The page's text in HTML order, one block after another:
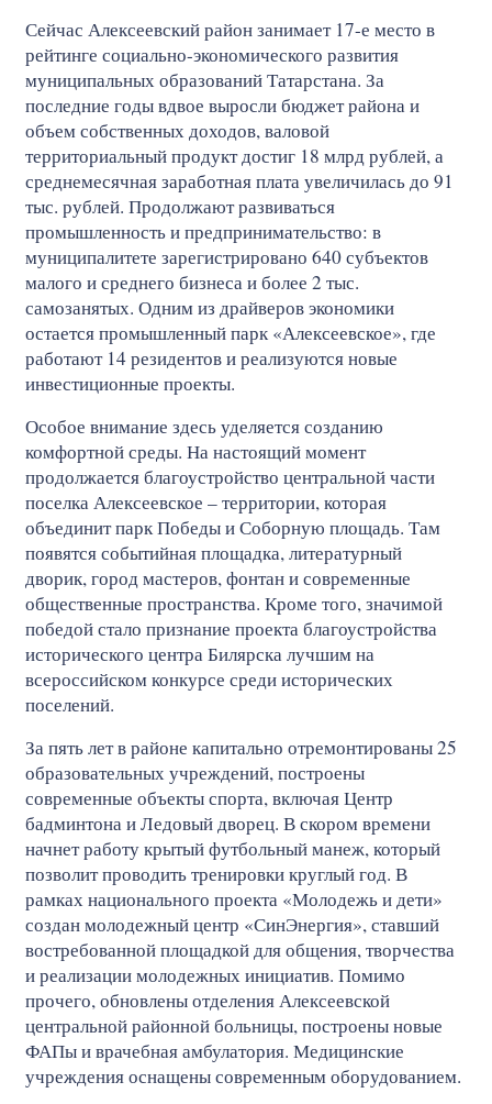
Сейчас Алексеевский район занимает 17-е место в
рейтинге социально-экономического развития
муниципальных образований Татарстана. За
последние годы вдвое выросли бюджет района и
объем собственных доходов, валовой
территориальный продукт достиг 18 млрд рублей, а
среднемесячная заработная плата увеличилась до 91
тыс. рублей. Продолжают развиваться
промышленность и предпринимательство: в
муниципалитете зарегистрировано 640 субъектов
малого и среднего бизнеса и более 2 тыс.
самозанятых. Одним из драйверов экономики
остается промышленный парк «Алексеевское», где
работают 14 резидентов и реализуются новые
инвестиционные проекты.
Особое внимание здесь уделяется созданию
комфортной среды. На настоящий момент
продолжается благоустройство центральной части
поселка Алексеевское – территории, которая
объединит парк Победы и Соборную площадь. Там
появятся событийная площадка, литературный
дворик, город мастеров, фонтан и современные
общественные пространства. Кроме того, значимой
победой стало признание проекта благоустройства
исторического центра Билярска лучшим на
всероссийском конкурсе среди исторических
поселений.
За пять лет в районе капитально отремонтированы 25
образовательных учреждений, построены
современные объекты спорта, включая Центр
бадминтона и Ледовый дворец. В скором времени
начнет работу крытый футбольный манеж, который
позволит проводить тренировки круглый год. В
рамках национального проекта «Молодежь и дети»
создан молодежный центр «СинЭнергия», ставший
востребованной площадкой для общения, творчества
и реализации молодежных инициатив. Помимо
прочего, обновлены отделения Алексеевской
центральной районной больницы, построены новые
ФАПы и врачебная амбулатория. Медицинские
учреждения оснащены современным оборудованием.